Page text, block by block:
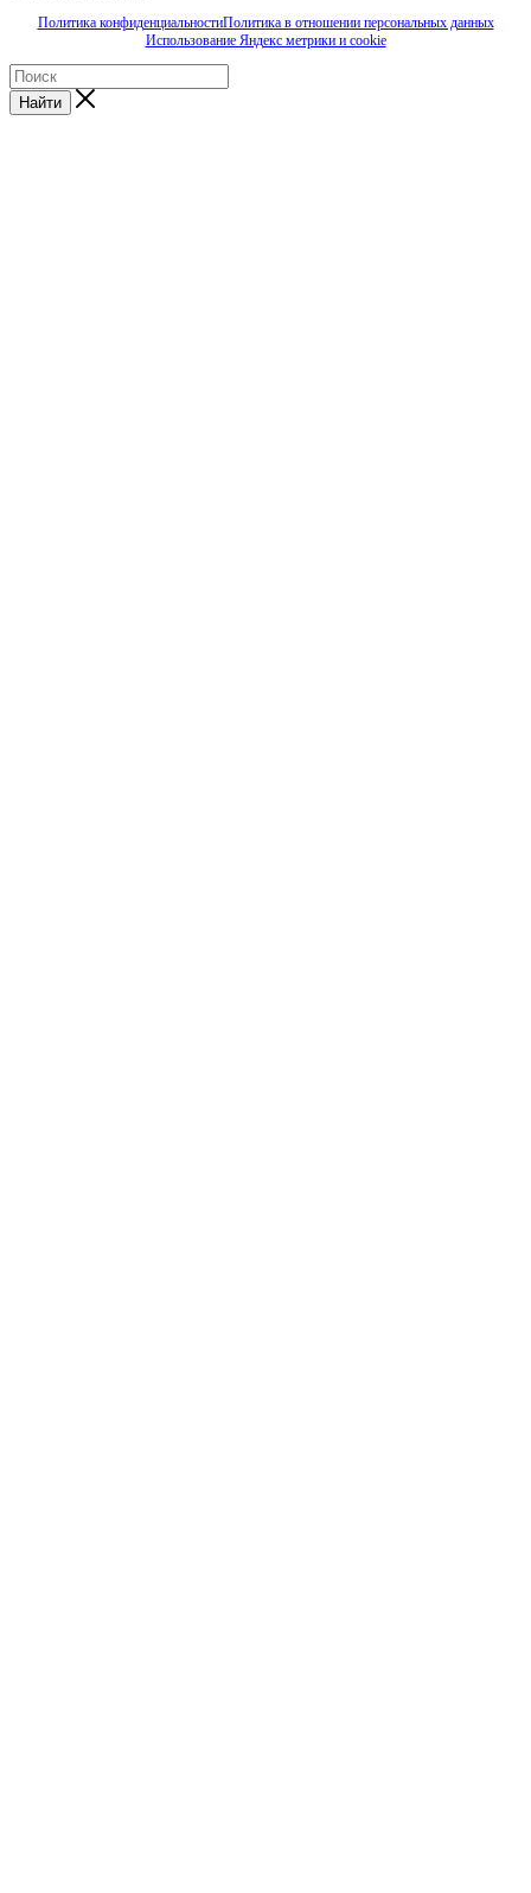
Политика конфиденциальностиПолитика в отношении персональных данных
Использование Яндекс метрики и cookie
Найти